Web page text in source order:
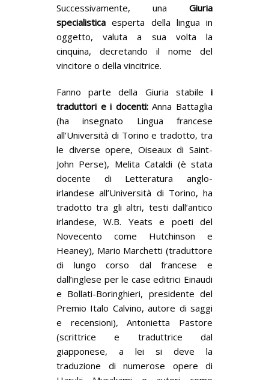
Successivamente, una Giuria
specialistica esperta della lingua in
oggetto, valuta a sua volta la
cinquina, decretando il nome del
vincitore o della vincitrice.
Fanno parte della Giuria stabile i
traduttori e i docenti:Anna Battaglia
(ha insegnato Lingua francese
all’Università di Torino e tradotto, tra
le diverse opere, Oiseaux di Saint-
John Perse), Melita Cataldi (è stata
docente di Letteratura anglo-
irlandese all’Università di Torino, ha
tradotto tra gli altri, testi dall’antico
irlandese, W.B. Yeats e poeti del
Novecento come Hutchinson e
Heaney), Mario Marchetti (traduttore
di lungo corso dal francese e
dall’inglese per le case editrici Einaudi
e Bollati-Boringhieri, presidente del
Premio Italo Calvino, autore di saggi
e recensioni), Antonietta Pastore
(scrittrice e traduttrice dal
giapponese, a lei si deve la
traduzione di numerose opere di